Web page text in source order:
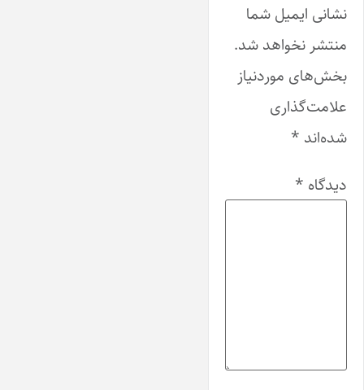
نشانی ایمیل شما
منتشر نخواهد شد.
بخش‌های موردنیاز
علامت‌گذاری
شده‌اند *
دیدگاه *